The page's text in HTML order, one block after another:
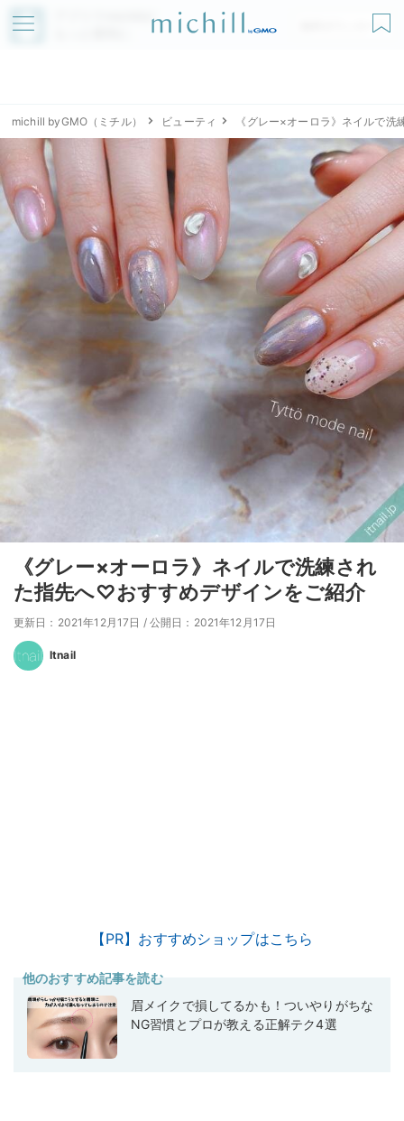
アプリでmichillが
無料ダウンロード
michill byGMO（ミチル） ビューティ 《グレー×オーロラ》ネイルで
《グレー×オーロラ》ネイルで洗練され
た指先へ♡おすすめデザインをご紹介
更新日：2021年12月17日 / 公開日：2021年12月17日
Itnail
【PR】おすすめショップはこちら
他のおすすめ記事を読む
眉メイクで損してるかも！ついやりがちな
NG習慣とプロが教える正解テク4選